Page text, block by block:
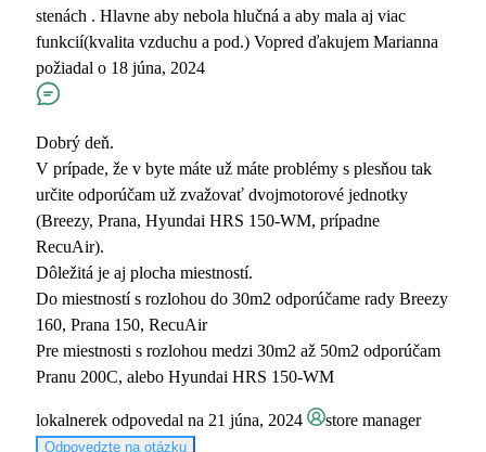
stenách . Hlavne aby nebola hlučná a aby mala aj viac
funkcií(kvalita vzduchu a pod.) Vopred ďakujem Marianna
požiadal o 18 júna, 2024
Dobrý deň.
V prípade, že v byte máte už máte problémy s plesňou tak
určite odporúčam už zvažovať dvojmotorové jednotky
(Breezy, Prana, Hyundai HRS 150-WM, prípadne
RecuAir).
Dôležitá je aj plocha miestností.
Do miestností s rozlohou do 30m2 odporúčame rady Breezy
160, Prana 150, RecuAir
Pre miestnosti s rozlohou medzi 30m2 až 50m2 odporúčam
Pranu 200C, alebo Hyundai HRS 150-WM
lokalnerek odpovedal na 21 júna, 2024 store manager
Odpovedzte na otázku